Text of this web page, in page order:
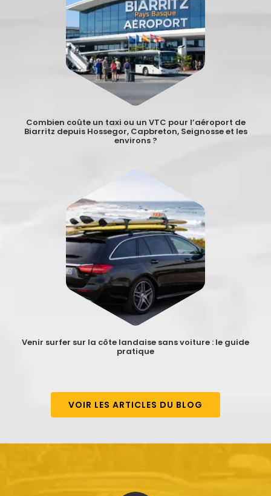
Combien coûte un taxi ou un VTC pour l’aéroport de
Biarritz depuis Hossegor, Capbreton, Seignosse et les
environs ?
Venir surfer sur la côte landaise sans voiture : le guide
pratique
VOIR LES ARTICLES DU BLOG